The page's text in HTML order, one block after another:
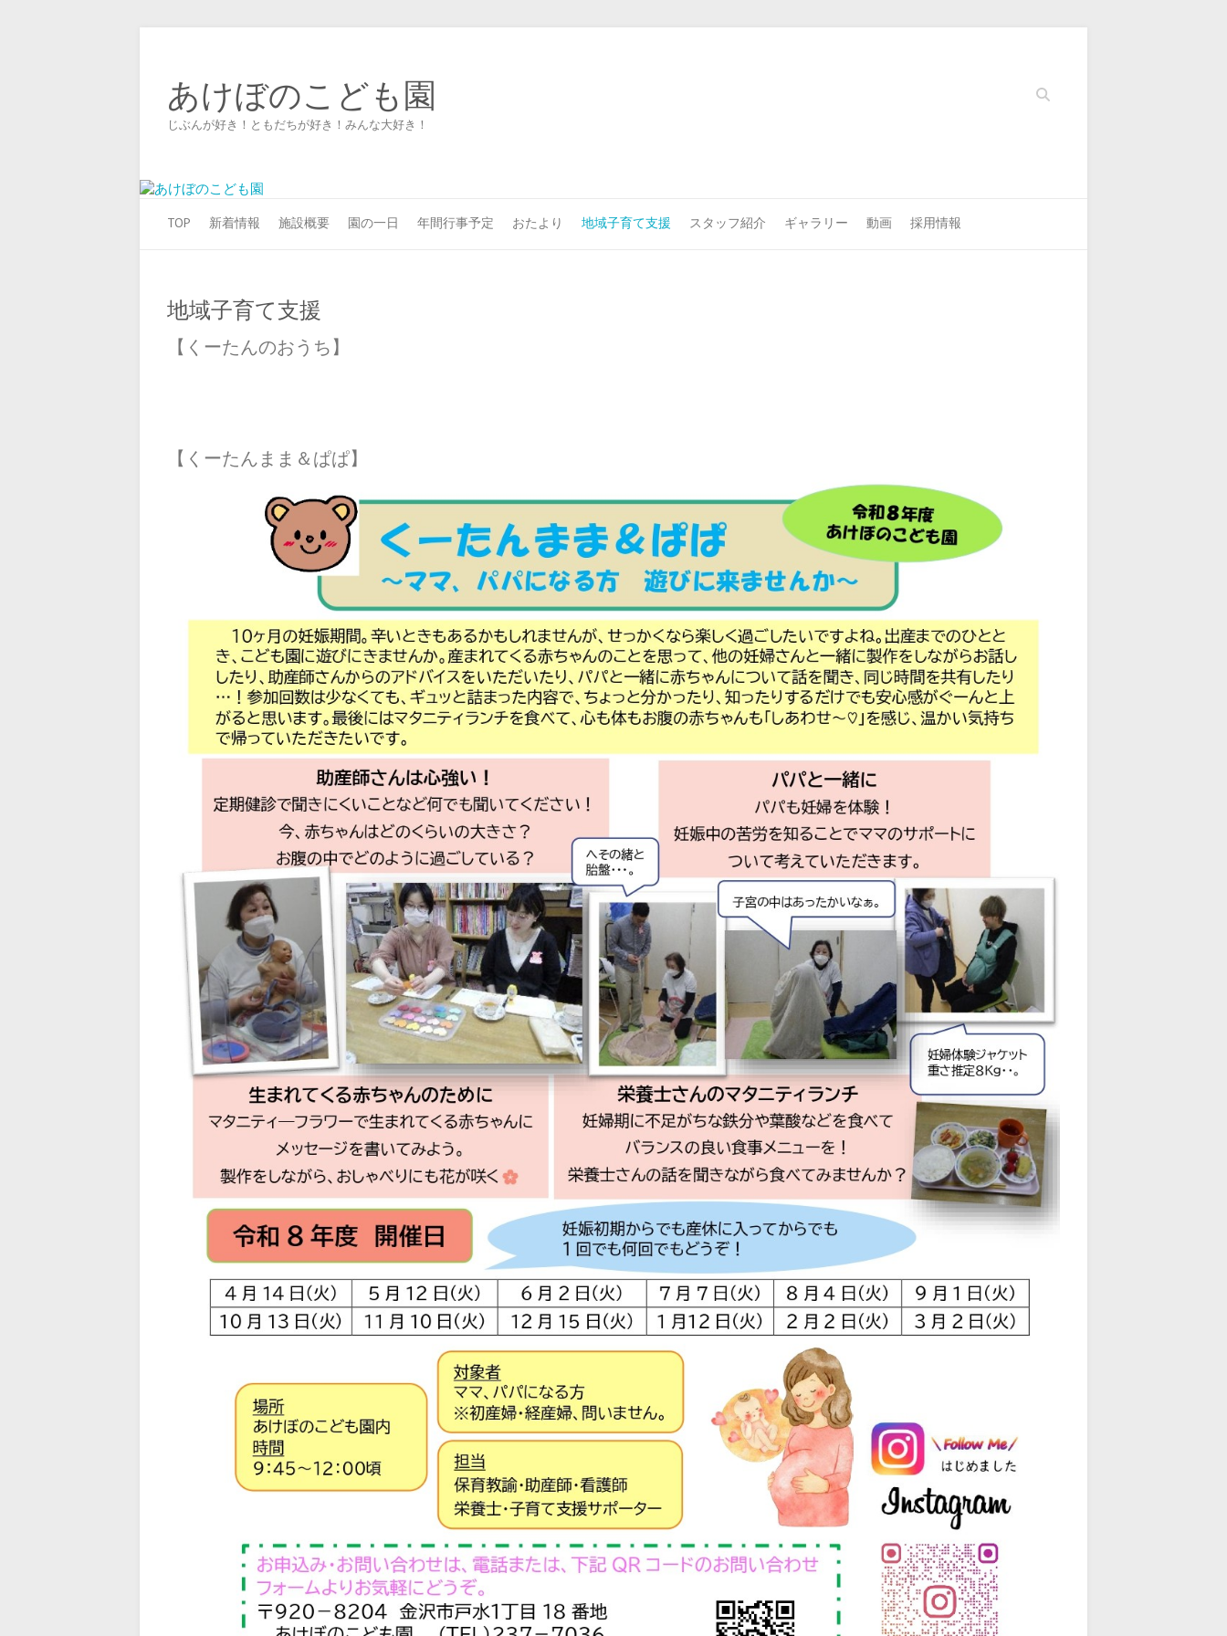
Search
あけぼのこども園
じぶんが好き！ともだちが好き！みんな大好き！
TOP 新着情報 施設概要 園の一日 年間行事予定 おたより 地域子育て支援 スタッフ紹介 ギャラリー 動画 採用情報
地域子育て支援
【くーたんのおうち】
【くーたんまま＆ぱぱ】